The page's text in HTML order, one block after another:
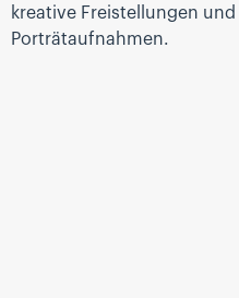
kreative Freistellungen
Porträtaufnahmen.